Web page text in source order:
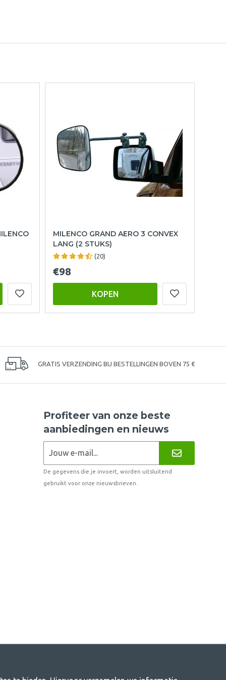
MILENCO GRAND AERO 3 CONVEX
LANG (2 STUKS)
(20)
€98
KOPEN
GRATIS VERZENDING BIJ BESTELLINGEN BOVEN 75 €
Profiteer van onze beste
aanbiedingen en nieuws
De gegevens die je invoert, worden uitsluitend
gebruikt voor onze nieuwsbrieven.